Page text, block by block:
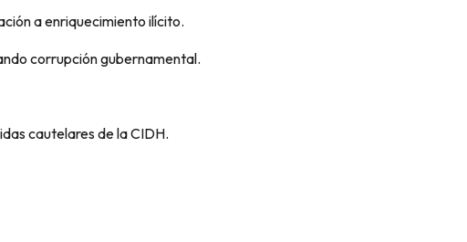
a enriquecimiento ilícito.
corrupción gubernamental.
cautelares de la CIDH.